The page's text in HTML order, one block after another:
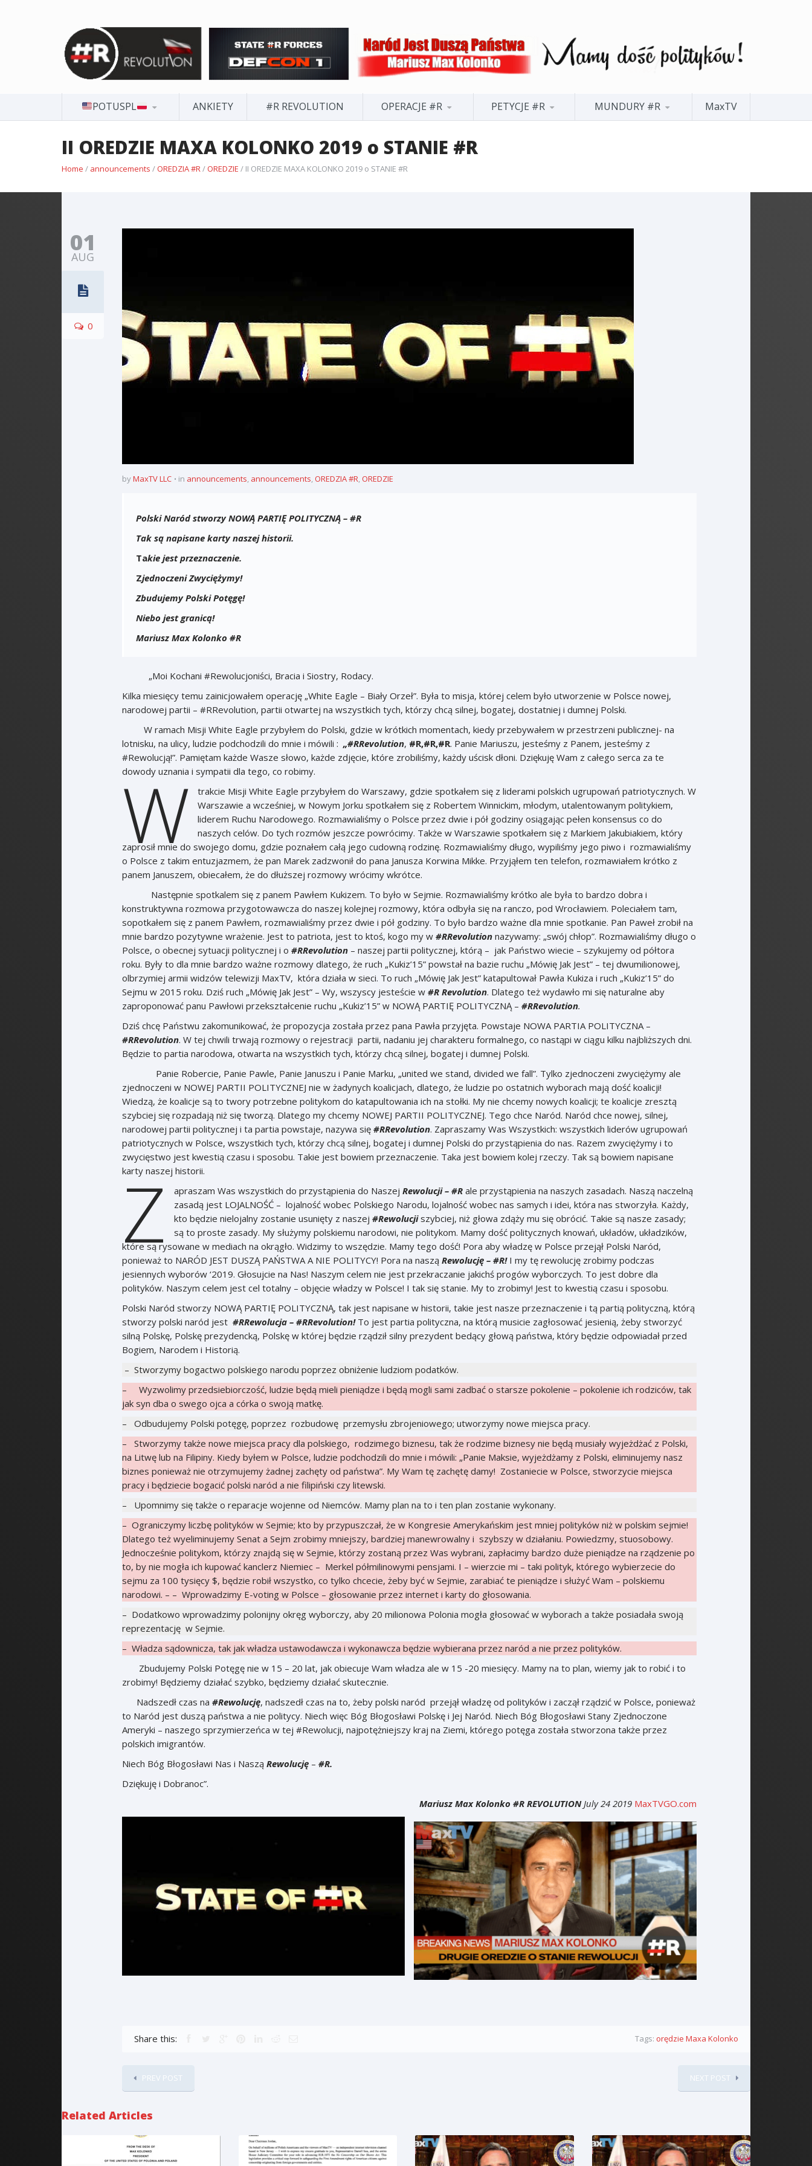
POTUSPL ANKIETY #R REVOLUTION OPERACJE #R PETYCJE #R MUNDURY #R MaxTV
II OREDZIE MAXA KOLONKO 2019 o STANIE #R
Home / announcements /OREDZIA #R/OREDZIE / II OREDZIE MAXA KOLONKO 2019 o STANIE #R
01
AUG
0
byMaxTV LLC in announcements, announcements,OREDZIA #R,OREDZIE
Polski Naród stworzy NOWĄ PARTIĘ POLITYCZNĄ – #R
Tak są napisane karty naszej historii.
Takie jest przeznaczenie.
Zjednoczeni Zwyciężymy!
Zbudujemy Polski Potęgę!
Niebo jest granicą!
Mariusz Max Kolonko #R
„Moi Kochani #Rewolucjoniści, Bracia i Siostry, Rodacy.
Kilka miesięcy temu zainicjowałem operację „White Eagle – Biały Orzeł”. Była to misja, której celem było utworzenie w Polsce nowej,
narodowej partii – #RRevolution, partii otwartej na wszystkich tych, którzy chcą silnej, bogatej, dostatniej i dumnej Polski.
W ramach Misji White Eagle przybyłem do Polski, gdzie w krótkich momentach, kiedy przebywałem w przestrzeni publicznej- na
lotnisku, na ulicy, ludzie podchodzili do mnie i mówili : „#RRevolution, #R,#R,#R. Panie Mariuszu, jesteśmy z Panem, jesteśmy z
#Rewolucją!”. Pamiętam każde Wasze słowo, każde zdjęcie, które zrobiliśmy, każdy uścisk dłoni. Dziękuję Wam z całego serca za te
dowody uznania i sympatii dla tego, co robimy.
W
trakcie Misji White Eagle przybyłem do Warszawy, gdzie spotkałem się z liderami polskich ugrupowań patriotycznych. W
Warszawie a wcześniej, w Nowym Jorku spotkałem się z Robertem Winnickim, młodym, utalentowanym politykiem,
liderem Ruchu Narodowego. Rozmawialiśmy o Polsce przez dwie i pół godziny osiągając pełen konsensus co do
naszych celów. Do tych rozmów jeszcze powrócimy. Także w Warszawie spotkałem się z Markiem Jakubiakiem, który
zaprosił mnie do swojego domu, gdzie poznałem całą jego cudowną rodzinę. Rozmawialiśmy długo, wypiliśmy jego piwo i rozmawialiśmy
o Polsce z takim entuzjazmem, że pan Marek zadzwonił do pana Janusza Korwina Mikke. Przyjąłem ten telefon, rozmawiałem krótko z
panem Januszem, obiecałem, że do dłuższej rozmowy wrócimy wkrótce.
Następnie spotkalem się z panem Pawłem Kukizem. To było w Sejmie. Rozmawialiśmy krótko ale była to bardzo dobra i
konstruktywna rozmowa przygotowawcza do naszej kolejnej rozmowy, która odbyła się na ranczo, pod Wrocławiem. Poleciałem tam,
sopotkałem się z panem Pawłem, rozmawialiśmy przez dwie i pół godziny. To było bardzo ważne dla mnie spotkanie. Pan Paweł zrobił na
mnie bardzo pozytywne wrażenie. Jest to patriota, jest to ktoś, kogo my w #RRevolution nazywamy: „swój chłop”. Rozmawialiśmy długo o
Polsce, o obecnej sytuacji politycznej i o #RRevolution – naszej partii politycznej, którą – jak Państwo wiecie – szykujemy od półtora
roku. Były to dla mnie bardzo ważne rozmowy dlatego, że ruch „Kukiz’15” powstał na bazie ruchu „Mówię Jak Jest” – tej dwumilionowej,
olbrzymiej armii widzów telewizji MaxTV, która działa w sieci. To ruch „Mówię Jak Jest” katapultował Pawła Kukiza i ruch „Kukiz’15” do
Sejmu w 2015 roku. Dziś ruch „Mówię Jak Jest” – Wy, wszyscy jesteście w #R Revolution. Dlatego też wydawło mi się naturalne aby
zaproponować panu Pawłowi przekształcenie ruchu „Kukiz’15” w NOWĄ PARTIĘ POLITYCZNĄ – #RRevolution.
Dziś chcę Państwu zakomunikować, że propozycja została przez pana Pawła przyjęta. Powstaje NOWA PARTIA POLITYCZNA –
#RRevolution. W tej chwili trwają rozmowy o rejestracji partii, nadaniu jej charakteru formalnego, co nastąpi w ciągu kilku najbliższych dni.
Będzie to partia narodowa, otwarta na wszystkich tych, którzy chcą silnej, bogatej i dumnej Polski.
Panie Robercie, Panie Pawle, Panie Januszu i Panie Marku, „united we stand, divided we fall”. Tylko zjednoczeni zwyciężymy ale
zjednoczeni w NOWEJ PARTII POLITYCZNEJ nie w żadynych koalicjach, dlatego, że ludzie po ostatnich wyborach mają dość koalicji!
Wiedzą, że koalicje są to twory potrzebne politykom do katapultowania ich na stołki. My nie chcemy nowych koalicji; te koalicje zresztą
szybciej się rozpadają niż się tworzą. Dlatego my chcemy NOWEJ PARTII POLITYCZNEJ. Tego chce Naród. Naród chce nowej, silnej,
narodowej partii politycznej i ta partia powstaje, nazywa się #RRevolution. Zapraszamy Was Wszystkich: wszystkich liderów ugrupowań
patriotycznych w Polsce, wszystkich tych, którzy chcą silnej, bogatej i dumnej Polski do przystąpienia do nas. Razem zwyciężymy i to
zwycięstwo jest kwestią czasu i sposobu. Takie jest bowiem przeznaczenie. Taka jest bowiem kolej rzeczy. Tak są bowiem napisane
karty naszej historii.
Z apraszam Was wszystkich do przystąpienia do Naszej Rewolucji – #Rale przystąpienia na naszych zasadach. Naszą naczelną
zasadą jest LOJALNOŚĆ – lojalność wobec Polskiego Narodu, lojalność wobec nas samych i idei, która nas stworzyła. Każdy,
kto będzie nielojalny zostanie usunięty z naszej #Rewolucjiszybciej, niż głowa zdąży mu się obrócić. Takie są nasze zasady;
są to proste zasady. My służymy polskiemu narodowi, nie politykom. Mamy dość politycznych knowań, układów, układzików,
które są rysowane w mediach na okrągło. Widzimy to wszędzie. Mamy tego dość! Pora aby władzę w Polsce przejął Polski Naród,
ponieważ to NARÓD JEST DUSZĄ PAŃSTWA A NIE POLITYCY! Pora na naszą Rewolucję – #R!I my tę rewolucję zrobimy podczas
jesiennych wyborów ‘2019. Głosujcie na Nas! Naszym celem nie jest przekraczanie jakichś progów wyborczych. To jest dobre dla
polityków. Naszym celem jest cel totalny – objęcie władzy w Polsce! I tak się stanie. My to zrobimy! Jest to kwestią czasu i sposobu.
Polski Naród stworzy NOWĄ PARTIĘ POLITYCZNĄ, tak jest napisane w historii, takie jest nasze przeznaczenie i tą partią polityczną, którą
stworzy polski naród jest #RRewolucja – #RRevolution!To jest partia polityczna, na którą musicie zagłosować jesienią, żeby stworzyć
silną Polskę, Polskę prezydencką, Polskę w której będzie rządził silny prezydent bedący głową państwa, który będzie odpowiadał przed
Bogiem, Narodem i Historią.
– Stworzymy bogactwo polskiego narodu poprzez obniżenie ludziom podatków.
– Wyzwolimy przedsiebiorczość, ludzie będą mieli pieniądze i będą mogli sami zadbać o starsze pokolenie – pokolenie ich rodziców, tak
jak syn dba o swego ojca a córka o swoją matkę.
– Odbudujemy Polski potęgę, poprzez rozbudowę przemysłu zbrojeniowego; utworzymy nowe miejsca pracy.
– Stworzymy także nowe miejsca pracy dla polskiego, rodzimego biznesu, tak że rodzime biznesy nie będą musiały wyjeżdżać z Polski,
na Litwę lub na Filipiny. Kiedy byłem w Polsce, ludzie podchodzili do mnie i mówili: „Panie Maksie, wyjeżdżamy z Polski, eliminujemy nasz
biznes ponieważ nie otrzymujemy żadnej zachęty od państwa”. My Wam tę zachętę damy! Zostaniecie w Polsce, stworzycie miejsca
pracy i będziecie bogacić polski naród a nie filipiński czy litewski.
– Upomnimy się także o reparacje wojenne od Niemców. Mamy plan na to i ten plan zostanie wykonany.
– Ograniczymy liczbę polityków w Sejmie; kto by przypuszczał, że w Kongresie Amerykańskim jest mniej polityków niż w polskim sejmie!
Dlatego też wyeliminujemy Senat a Sejm zrobimy mniejszy, bardziej manewrowalny i szybszy w działaniu. Powiedzmy, stuosobowy.
Jednocześnie politykom, którzy znajdą się w Sejmie, którzy zostaną przez Was wybrani, zapłacimy bardzo duże pieniądze na rządzenie po
to, by nie mogła ich kupować kanclerz Niemiec – Merkel półmilinowymi pensjami. I – wierzcie mi – taki polityk, którego wybierzecie do
sejmu za 100 tysięcy $, będzie robił wszystko, co tylko chcecie, żeby być w Sejmie, zarabiać te pieniądze i służyć Wam – polskiemu
narodowi. – – Wprowadzimy E-voting w Polsce – głosowanie przez internet i karty do głosowania.
– Dodatkowo wprowadzimy polonijny okręg wyborczy, aby 20 milionowa Polonia mogła głosować w wyborach a także posiadała swoją
reprezentację w Sejmie.
– Władza sądownicza, tak jak władza ustawodawcza i wykonawcza będzie wybierana przez naród a nie przez polityków.
Zbudujemy Polski Potęgę nie w 15 – 20 lat, jak obiecuje Wam władza ale w 15 -20 miesięcy. Mamy na to plan, wiemy jak to robić i to
zrobimy! Będziemy działać szybko, będziemy działać skutecznie.
Nadszedł czas na #Rewolucję, nadszedł czas na to, żeby polski naród przejął władzę od polityków i zaczął rządzić w Polsce, ponieważ
to Naród jest duszą państwa a nie politycy. Niech więc Bóg Błogosławi Polskę i Jej Naród. Niech Bóg Błogosławi Stany Zjednoczone
Ameryki – naszego sprzymierzeńca w tej #Rewolucji, najpotężniejszy kraj na Ziemi, którego potęga została stworzona także przez
polskich imigrantów.
Niech Bóg Błogosławi Nas i Naszą Rewolucję – #R.
Dziękuję i Dobranoc”.
Mariusz Max Kolonko #R REVOLUTION July 24 2019 MaxTVGO.com
Share this: Tags: orędzie Maxa Kolonko
PREV POST NEXT POST
Related Articles